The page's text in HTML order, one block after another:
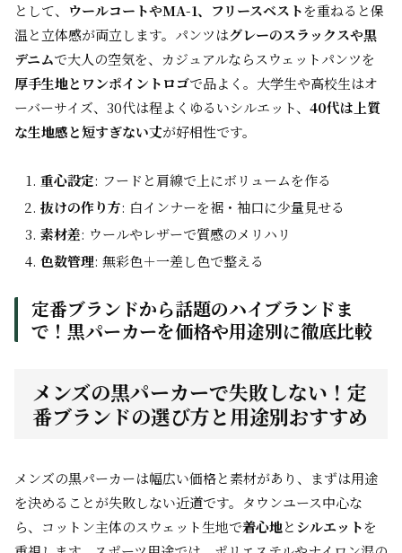
として、 ウールコートやMA-1、フリースベストを重ねると保
温と立体感が両立します。パンツはグレーのスラックスや黒
デニムで大人の空気を、カジュアルならスウェットパンツを
厚手生地とワンポイントロゴで品よく。大学生や高校生はオ
ーバーサイズ、30代は程よくゆるいシルエット、 40代は上質
な生地感と短すぎない丈が好相性です。
重心設定: フードと肩線で上にボリュームを作る
抜けの作り方: 白インナーを裾・袖口に少量見せる
素材差: ウールやレザーで質感のメリハリ
色数管理: 無彩色＋一差し色で整える
定番ブランドから話題のハイブランドま
で！黒パーカーを価格や用途別に徹底比較
メンズの黒パーカーで失敗しない！定
番ブランドの選び方と用途別おすすめ
メンズの黒パーカーは幅広い価格と素材があり、まずは用途
を決めることが失敗しない近道です。タウンユース中心な
ら、コットン主体のスウェット生地で着心地と シルエットを